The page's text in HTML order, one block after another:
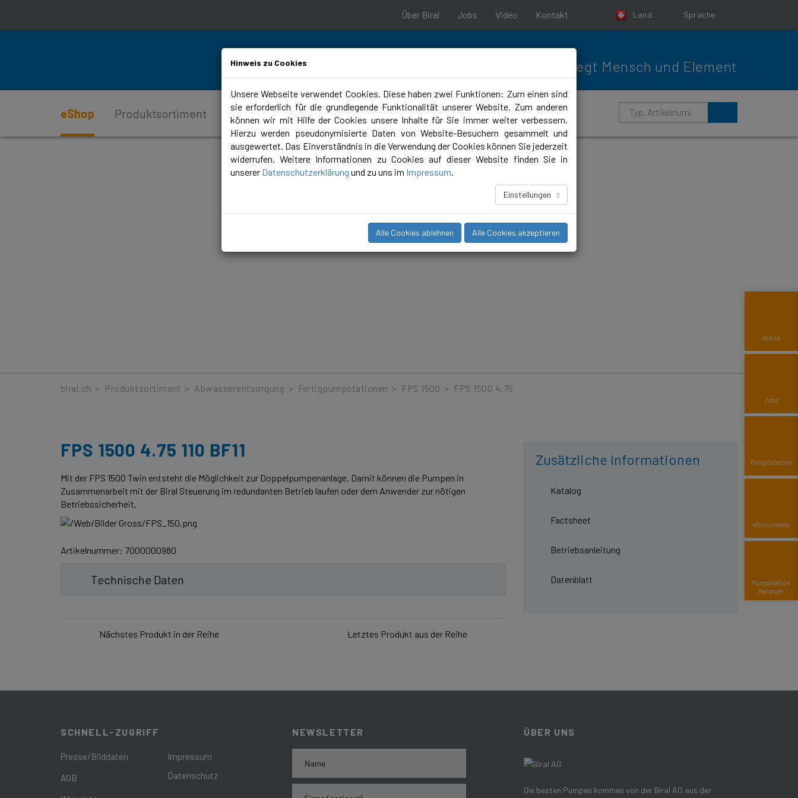
Land Sprache
Über Biral Jobs Video Kontakt
Bewegt Mensch und Element
eShop Produktsortiment Service & Support Planungstools Campus
eShop
Jobs
Pump­Selector
eDocuments
Pump­Station
Manager
biral.ch > Produktsortiment > Abwasserentsorgung > Fertigpumpstationen > FPS 1500 > FPS 1500 4.75
FPS 1500 4.75 110 BF11
Mit der FPS 1500 Twin entsteht die Möglichkeit zur Doppelpumpenanlage. Damit können die Pumpen in
Zusammenarbeit mit der Biral Steuerung im redundanten Betrieb laufen oder dem Anwender zur nötigen
Betriebssicherheit.
Artikelnummer: 7000000980
Technische Daten
Nächstes Produkt in der Reihe Letztes Produkt aus der Reihe
Zusätzliche Informationen
Katalog
Factsheet
Betriebsanleitung
Datenblatt
SCHNELL-ZUGRIFF
Presse/Bilddaten
AGB
Impressum
Datenschutz
NEWSLETTER ÜBER UNS
Die besten Pumpen kommen von der Biral AG aus der
Hinweis zu Cookies
Unsere Webseite verwendet Cookies. Diese haben zwei Funktionen: Zum einen sind
sie erforderlich für die grundlegende Funktionalität unserer Website. Zum anderen
können wir mit Hilfe der Cookies unsere Inhalte für Sie immer weiter verbessern.
Hierzu werden pseudonymisierte Daten von Website-Besuchern gesammelt und
ausgewertet. Das Einverständnis in die Verwendung der Cookies können Sie jederzeit
widerrufen. Weitere Informationen zu Cookies auf dieser Website finden Sie in
unserer Datenschutzerklärung und zu uns im Impressum.
Einstellungen
Alle Cookies ablehnen Alle Cookies akzeptieren